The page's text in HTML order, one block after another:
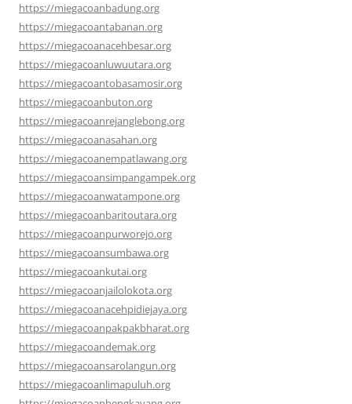
https://miegacoanbadung.org
https://miegacoantabanan.org
https://miegacoanacehbesar.org
https://miegacoanluwuutara.org
https://miegacoantobasamosir.org
https://miegacoanbuton.org
https://miegacoanrejanglebong.org
https://miegacoanasahan.org
https://miegacoanempatlawang.org
https://miegacoansimpangampek.org
https://miegacoanwatampone.org
https://miegacoanbaritoutara.org
https://miegacoanpurworejo.org
https://miegacoansumbawa.org
https://miegacoankutai.org
https://miegacoanjailolokota.org
https://miegacoanacehpidiejaya.org
https://miegacoanpakpakbharat.org
https://miegacoandemak.org
https://miegacoansarolangun.org
https://miegacoanlimapuluh.org